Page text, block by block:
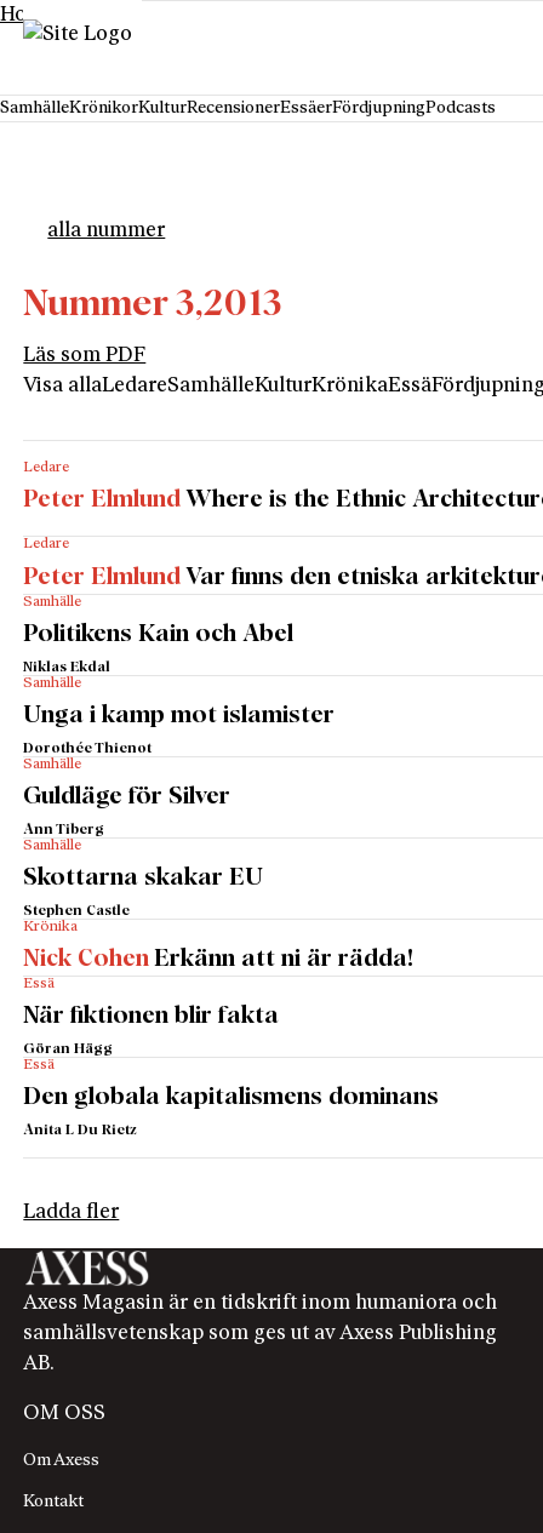
Hoppa till innehåll
SamhälleKrönikorKulturRecensionerEssäerFördjupningPodcasts
alla nummer
Nummer 3,2013
Läs som PDF
Visa allaLedareSamhälleKulturKrönikaEssä
Ledare
Peter Elmlund Where is the Ethnic
Ledare
Peter Elmlund Var finns den etniska
Samhälle
Politikens Kain och Abel
Niklas Ekdal
Samhälle
Unga i kamp mot islamister
Dorothée Thienot
Samhälle
Guldläge för Silver
Ann Tiberg
Samhälle
Skottarna skakar EU
Stephen Castle
Krönika
Nick Cohen Erkänn att ni är rädda!
Essä
När fiktionen blir fakta
Göran Hägg
Essä
Den globala kapitalismens dominans
Anita L Du Rietz
Ladda fler
Axess Magasin är en tidskrift inom humaniora och
samhällsvetenskap som ges ut av Axess Publishing
AB.
OM OSS
Om Axess
Kontakt